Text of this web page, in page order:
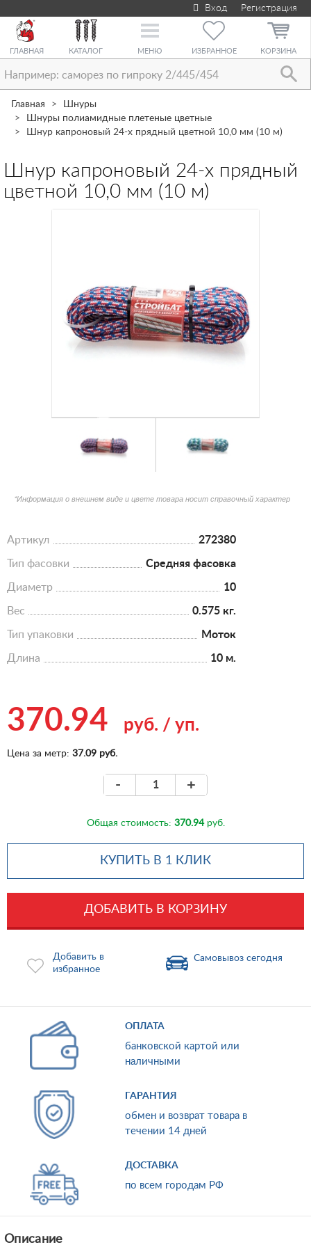
Вход Регистрация
ГЛАВНАЯ КАТАЛОГ
Toggle
МЕНЮ ИЗБРАННОЕ КОРЗИНА
Главная
Шнуры
Шнуры полиамидные плетеные цветные
Шнур капроновый 24-х прядный цветной 10,0 мм (10 м)
Шнур капроновый 24-х прядный
цветной 10,0 мм (10 м)
*Информация о внешнем виде и цвете товара носит справочный характер
Артикул 272380
Тип фасовки Средняя фасовка
Диаметр 10
Вес 0.575 кг.
Тип упаковки Моток
Длина 10 м.
370.94 руб. / уп.
Цена за метр: 37.09 руб.
- +
Общая стоимость: 370.94руб.
КУПИТЬ В 1 КЛИК
ДОБАВИТЬ В КОРЗИНУ
Добавить в
избранное
Самовывоз сегодня
ОПЛАТА
банковской картой или
наличными
ГАРАНТИЯ
обмен и возврат товара в
течении 14 дней
ДОСТАВКА
по всем городам РФ
Описание